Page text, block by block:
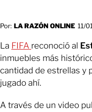
Por: LA RAZÓN ONLINE 11/
La FIFA reconoció al
inmuebles más
cantidad de estrellas y
jugado ahí.
A través de un video